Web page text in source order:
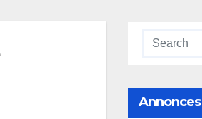
Annonces